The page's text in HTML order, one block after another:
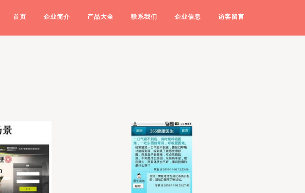
首页 企业简介 产品大全 联系我们 企业信息 访客留言